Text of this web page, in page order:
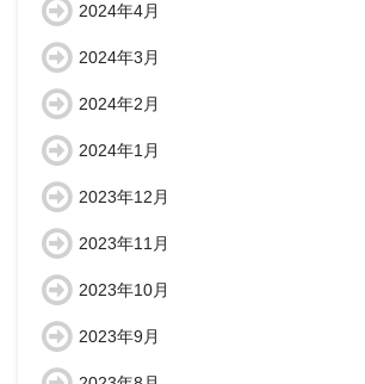
2024年4月
2024年3月
2024年2月
2024年1月
2023年12月
2023年11月
2023年10月
2023年9月